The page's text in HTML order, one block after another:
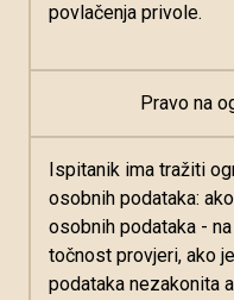
povlačenja privole.
Pravo na
Ispitanik ima tražiti
osobnih podataka:
osobnih podataka -
točnost provjeri, ako
podataka nezakonita